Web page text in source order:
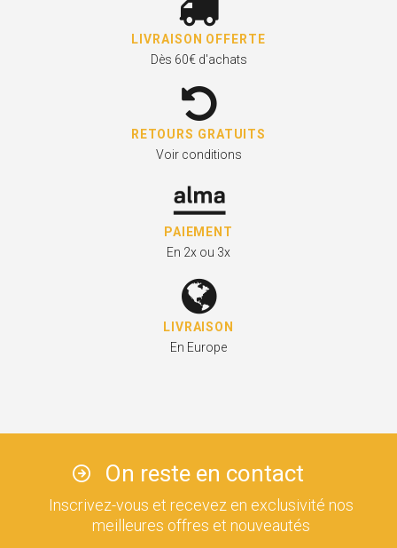
LIVRAISON OFFERTE
Dès 60€ d'achats
RETOURS GRATUITS
Voir conditions
PAIEMENT
En 2x ou 3x
LIVRAISON
En Europe
On reste en contact
Inscrivez-vous et recevez en exclusivité nos
meilleures offres et nouveautés